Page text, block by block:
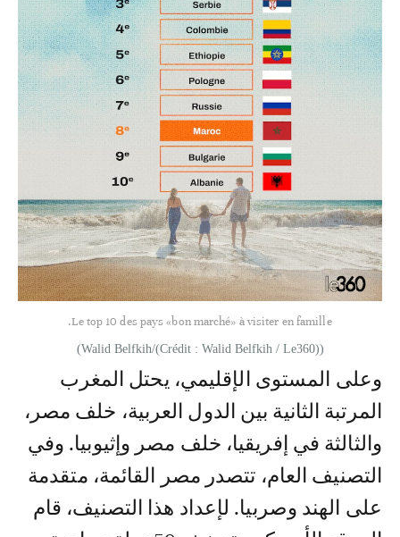
Le top 10 des pays «bon marché» à visiter en famille.
(Walid Belfkih/(Crédit : Walid Belfkih / Le360))
وعلى المستوى الإقليمي، يحتل المغرب
المرتبة الثانية بين الدول العربية، خلف مصر،
والثالثة في إفريقيا، خلف مصر وإثيوبيا. وفي
التصنيف العام، تتصدر مصر القائمة، متقدمة
على الهند وصربيا. لإعداد هذا التصنيف، قام